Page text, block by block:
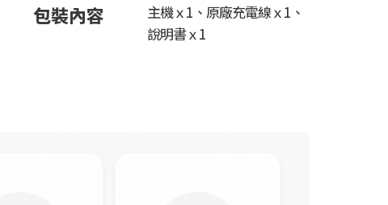
包裝內容
主機ｘ1、原廠充電線ｘ1、
說明書ｘ1